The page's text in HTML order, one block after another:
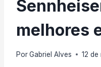
melhores
PorGabriel Alves 12